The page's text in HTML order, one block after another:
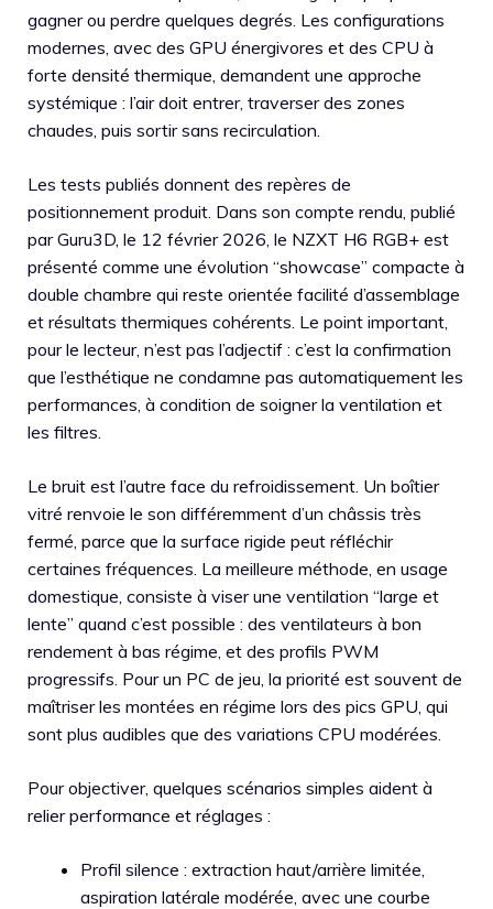
gagner ou perdre quelques degrés. Les configurations
modernes, avec des GPU énergivores et des CPU à
forte densité thermique, demandent une approche
systémique : l’air doit entrer, traverser des zones
chaudes, puis sortir sans recirculation.
Les tests publiés donnent des repères de
positionnement produit. Dans son compte rendu, publié
par Guru3D, le 12 février 2026, le NZXT H6 RGB+ est
présenté comme une évolution “showcase” compacte à
double chambre qui reste orientée facilité d’assemblage
et résultats thermiques cohérents. Le point important,
pour le lecteur, n’est pas l’adjectif : c’est la confirmation
que l’esthétique ne condamne pas automatiquement les
performances, à condition de soigner la ventilation et
les filtres.
Le bruit est l’autre face du refroidissement. Un boîtier
vitré renvoie le son différemment d’un châssis très
fermé, parce que la surface rigide peut réfléchir
certaines fréquences. La meilleure méthode, en usage
domestique, consiste à viser une ventilation “large et
lente” quand c’est possible : des ventilateurs à bon
rendement à bas régime, et des profils PWM
progressifs. Pour un PC de jeu, la priorité est souvent de
maîtriser les montées en régime lors des pics GPU, qui
sont plus audibles que des variations CPU modérées.
Pour objectiver, quelques scénarios simples aident à
relier performance et réglages :
Profil silence : extraction haut/arrière limitée,
aspiration latérale modérée, avec une courbe